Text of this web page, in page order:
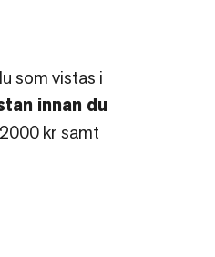
som vistas i
innan du
kr samt